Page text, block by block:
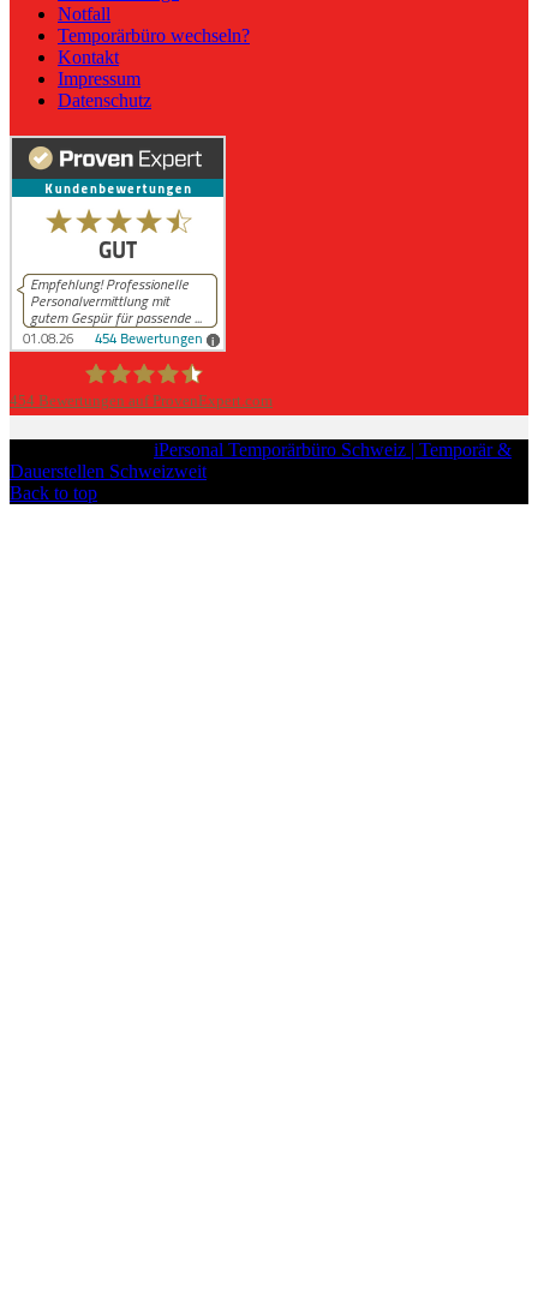
Notfall
Temporärbüro wechseln?
Kontakt
Impressum
Datenschutz
454 Bewertungen auf ProvenExpert.com
iPersonal Temporärbüro Schweiz | Temporär &
Dauerstellen Schweizweit
Back to top